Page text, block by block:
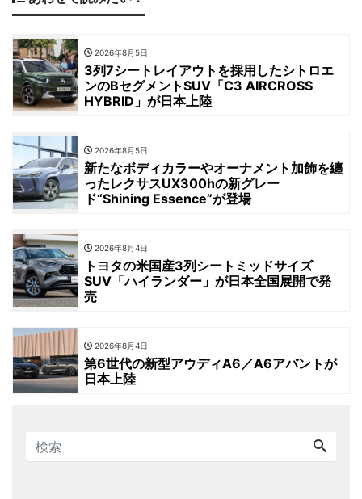
2026年8月5日
3列7シートレイアウトを採用したシトロエ
ンのBセグメントSUV「C3 AIRCROSS
HYBRID」が日本上陸
2026年8月5日
新たなボディカラーやオーナメント加飾を纏
ったレクサスUX300hの新グレー
ド“Shining Essence”が登場
2026年8月4日
トヨタの米国産3列シートミッドサイズ
SUV「ハイランダー」が日本全国展開で発
売
2026年8月4日
第6世代の新型アウディA6／A6アバントが
日本上陸